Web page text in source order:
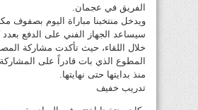
الفريق في عجمان.
ويدخل منتخبنا مباراة اليوم بصفوف
سيساعد الجهاز الفني على الدفع بعدد
خلال اللقاء، حيث تأكدت مشاركة
المطوع الذي بات قادراً على
منذ بدايتها حتى نهايتها.
تدريب خفيف